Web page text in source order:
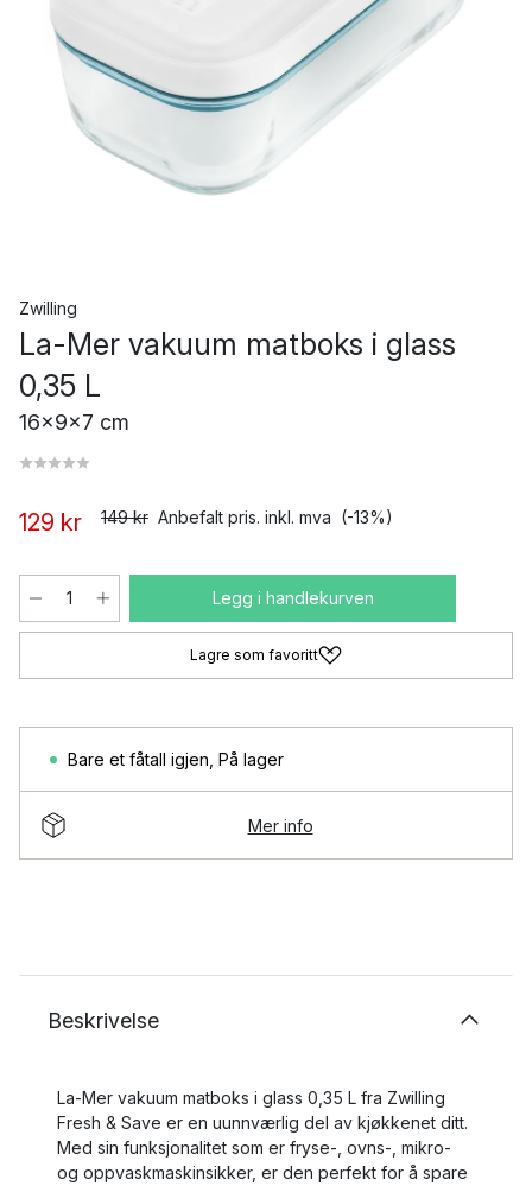
Zwilling
La-Mer vakuum matboks i glass
0,35 L
16x9x7 cm
129 kr 149 kr Anbefalt pris. inkl. mva (-13%)
Legg i handlekurven
Lagre som favoritt
Bare et fåtall igjen På lager
Mer info
Beskrivelse
La-Mer vakuum matboks i glass 0,35 L fra Zwilling
Fresh & Save er en uunnværlig del av kjøkkenet ditt.
Med sin funksjonalitet som er fryse-, ovns-, mikro-
og oppvaskmaskinsikker, er den perfekt for å spare